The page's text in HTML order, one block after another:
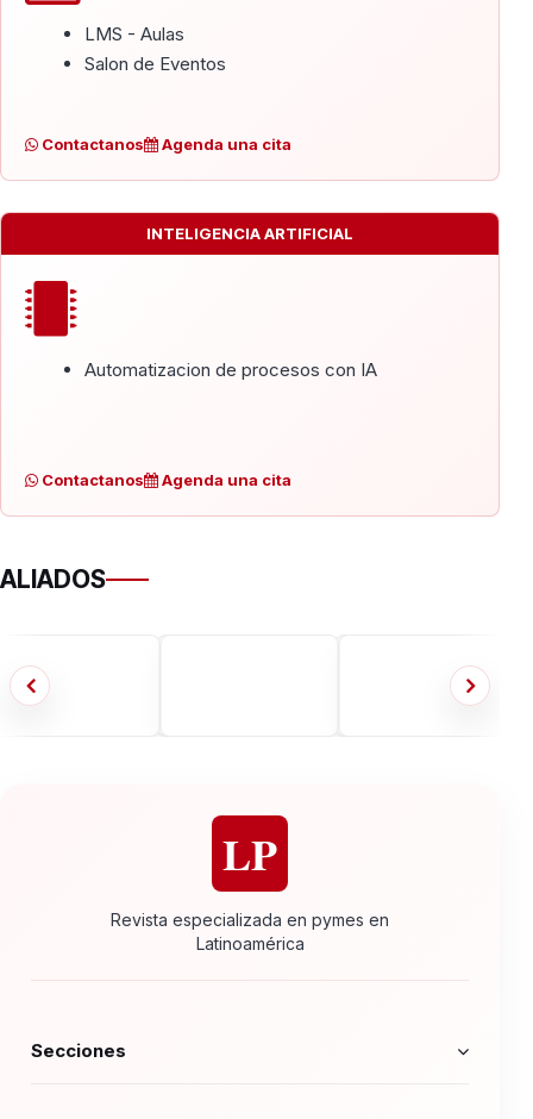
LMS - Aulas
Salon de Eventos
Contactanos Agenda una cita
INTELIGENCIA ARTIFICIAL
Automatizacion de procesos con IA
Contactanos Agenda una cita
ALIADOS
LP
Revista especializada en pymes en
Latinoamérica
Secciones